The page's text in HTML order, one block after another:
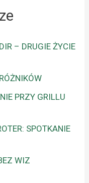
– DRUGIE ŻYCIE
PRZY GRILLU
SPOTKANIE
WIZ